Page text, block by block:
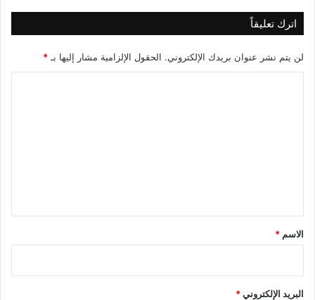
اترك تعليقاً
لن يتم نشر عنوان بريدك الإلكتروني. الحقول الإلزامية مشار إليها بـ *
*
الاسم *
البريد الإلكتروني*